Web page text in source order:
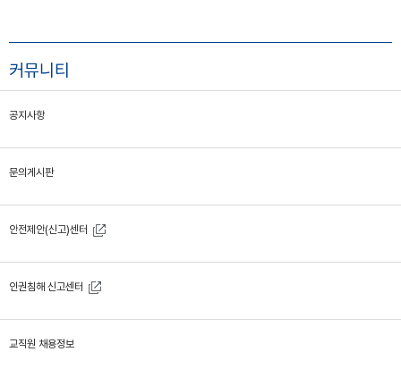
커뮤니티
공지사항
문의게시판
안전제안(신고)센터
인권침해 신고센터
교직원 채용정보